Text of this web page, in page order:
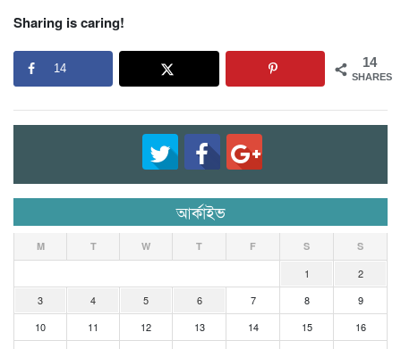
Sharing is caring!
14
SHARES
14
আর্কাইভ
M T W T F S S
1
2
3
4 5 6 7 8
9
10
11 12 13 14 15
16